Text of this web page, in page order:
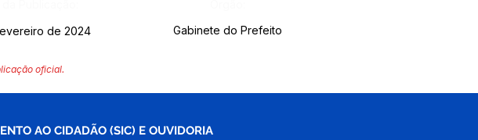
de 2024 Gabinete do Prefeito
oficial.
AO CIDADÃO (SIC) E OUVIDORIA